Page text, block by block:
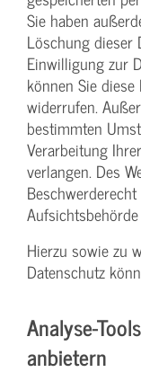
Sie haben
Löschung dieser
Einwilligung zur
können Sie
widerrufen.
bestimmten
Verarbeitung
verlangen. Des
Hierzu sowie zu
Datenschutz
Analyse-
anbietern